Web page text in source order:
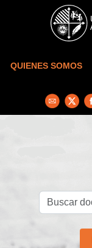
Skip to main content
QUIENES SOMOS